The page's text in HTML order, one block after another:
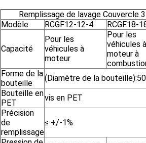
Remplissage de lavage Couvercle
Modèle
RCGF12-12-4 RCGF18-
Capacité
Pour les
véhicules à
moteur
Pour les
véhicules à
moteur à
Forme de la
bouteille
(Diamètre de la
Bouteille en
PET
vis en PET
Précision
de
remplissage
≤ +/-1%